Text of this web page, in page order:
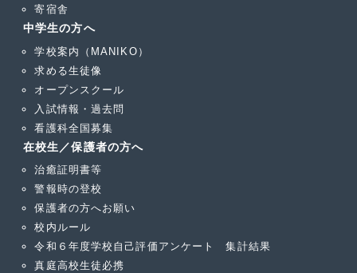
寄宿舎
中学生の方へ
学校案内（MANIKO）
求める生徒像
オープンスクール
入試情報・過去問
看護科全国募集
在校生／保護者の方へ
治癒証明書等
警報時の登校
保護者の方へお願い
校内ルール
令和６年度学校自己評価アンケート 集計結果
真庭高校生徒必携